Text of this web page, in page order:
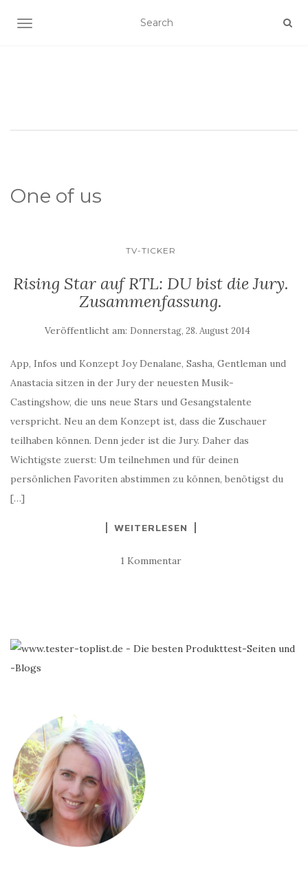
SCHALTE NAVIGATION
One of us
TV-TICKER
Rising Star auf RTL: DU bist die Jury.
Zusammenfassung.
Veröffentlicht am: Donnerstag, 28. August 2014
App, Infos und Konzept Joy Denalane, Sasha, Gentleman und
Anastacia sitzen in der Jury der neuesten Musik-
Castingshow, die uns neue Stars und Gesangstalente
verspricht. Neu an dem Konzept ist, dass die Zuschauer
teilhaben können. Denn jeder ist die Jury. Daher das
Wichtigste zuerst: Um teilnehmen und für deinen
persönlichen Favoriten abstimmen zu können, benötigst du
[…]
WEITERLESEN
1 Kommentar